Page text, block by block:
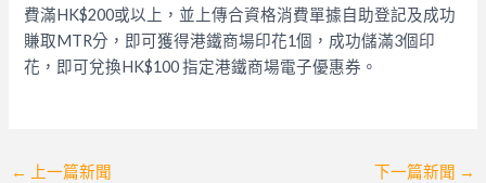
費滿HK$200或以上，並上傳合資格消費單據自助登記及成功
賺取MTR分，即可獲得港鐵商場印花1個，成功儲滿3個印
花，即可兌換HK$100 指定港鐵商場電子優惠券。
Post
← 上一篇新聞 下一篇新聞 →